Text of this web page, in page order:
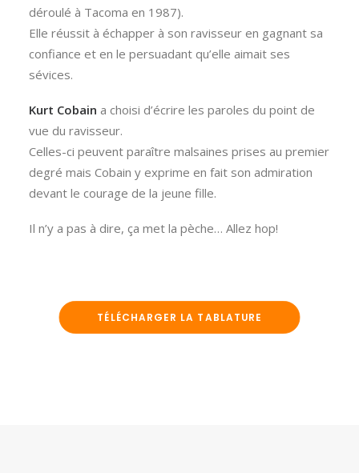
déroulé à Tacoma en 1987).
Elle réussit à échapper à son ravisseur en gagnant sa
confiance et en le persuadant qu’elle aimait ses
sévices.
Kurt Cobain a choisi d’écrire les paroles du point de
vue du ravisseur.
Celles-ci peuvent paraître malsaines prises au premier
degré mais Cobain y exprime en fait son admiration
devant le courage de la jeune fille.
Il n’y a pas à dire, ça met la pèche… Allez hop!
TÉLÉCHARGER LA TABLATURE